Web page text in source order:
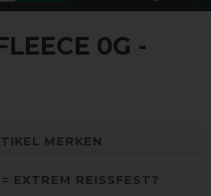
0G -
MERKEN
EXTREM REISSFEST?